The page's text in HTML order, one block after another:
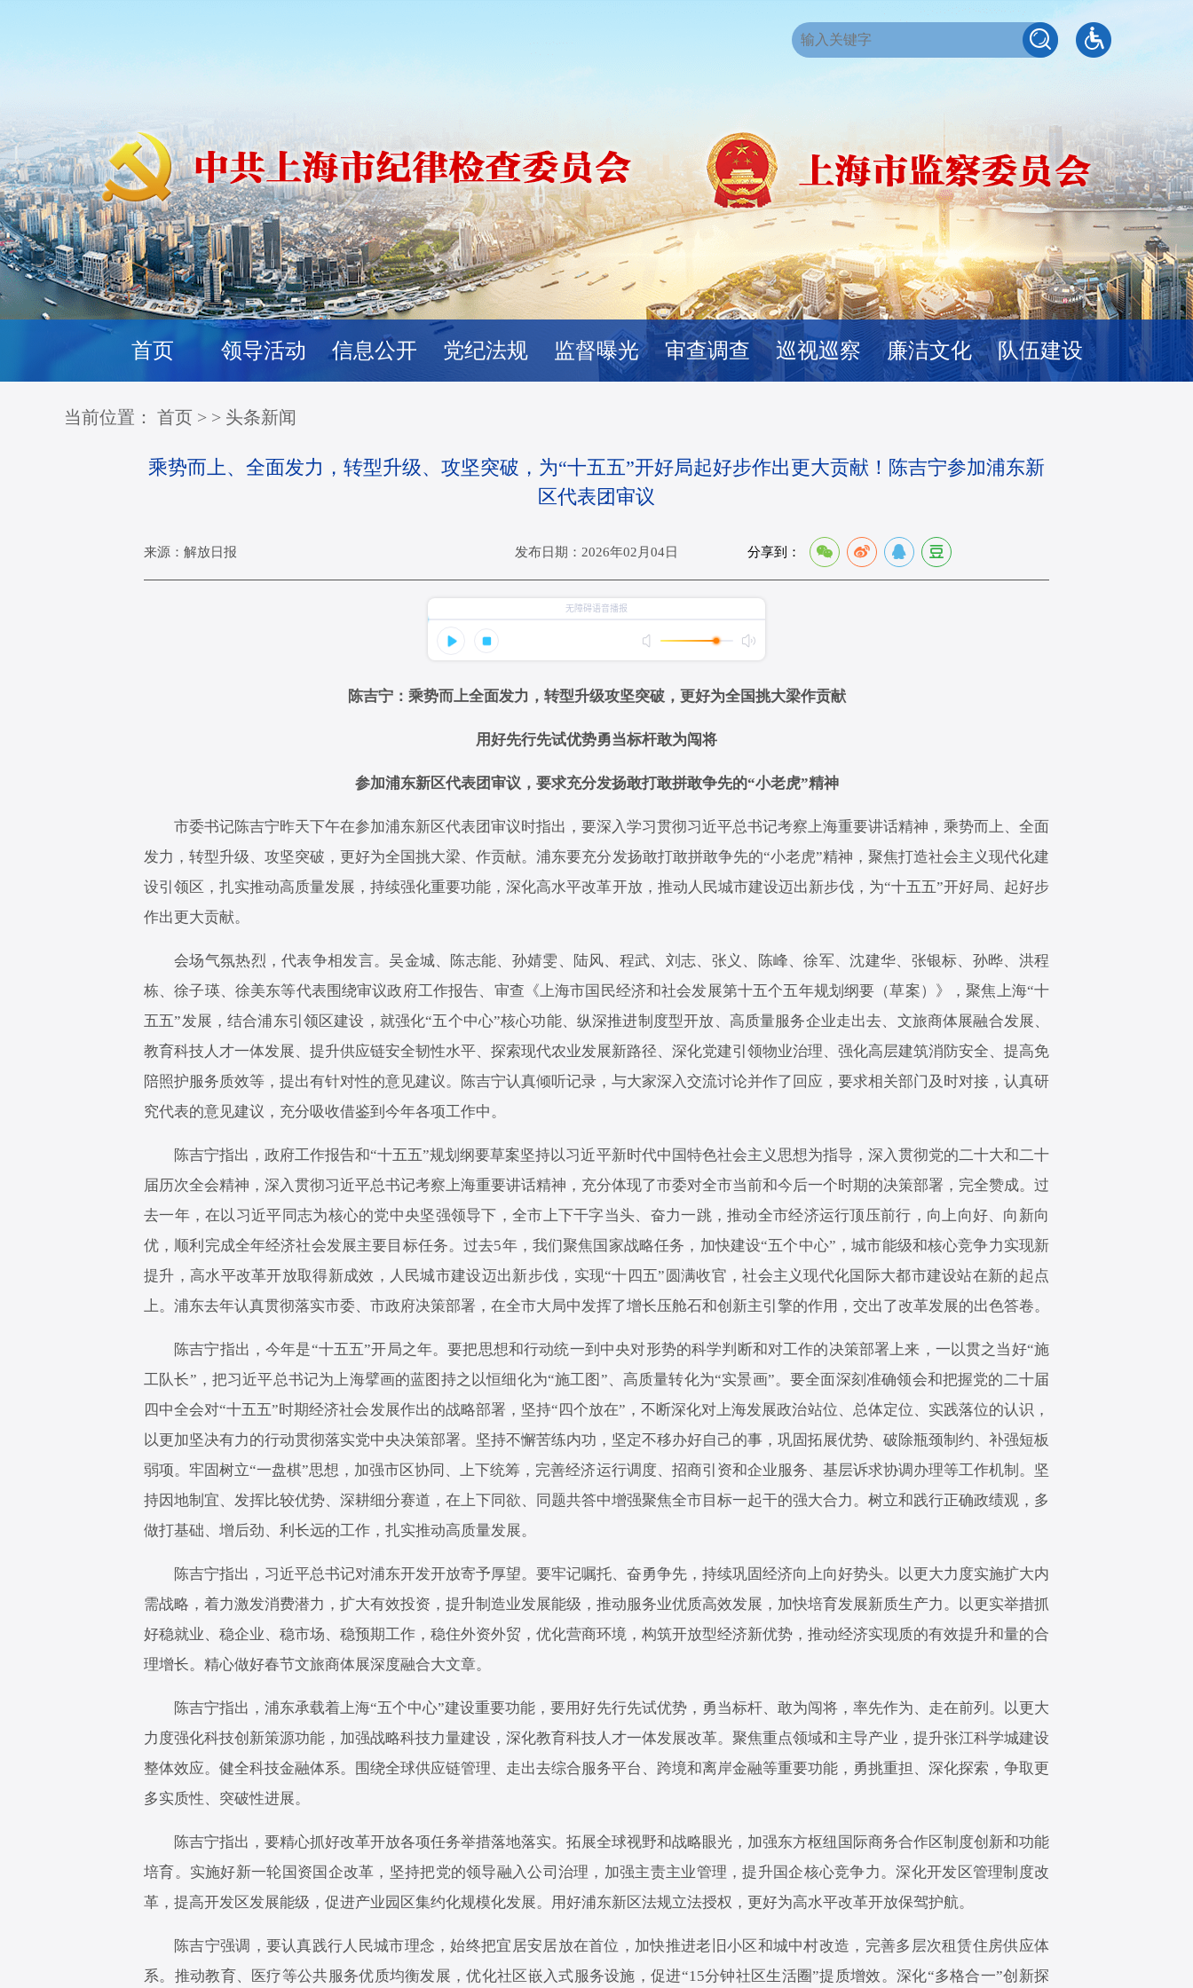
首页 领导活动 信息公开 党纪法规 监督曝光 审查调查 巡视巡察 廉洁文化 队伍建设
当前位置： 首页 > > 头条新闻
乘势而上、全面发力，转型升级、攻坚突破，为“十五五”开好局起好步作出更大贡献！陈吉宁参加浦东新
区代表团审议
来源：解放日报 发布日期：2026年02月04日 分享到：
陈吉宁：乘势而上全面发力，转型升级攻坚突破，更好为全国挑大梁作贡献
用好先行先试优势勇当标杆敢为闯将
参加浦东新区代表团审议，要求充分发扬敢打敢拼敢争先的“小老虎”精神
市委书记陈吉宁昨天下午在参加浦东新区代表团审议时指出，要深入学习贯彻习近平总书记考察上海重要讲话精神，乘势而上、全面
发力，转型升级、攻坚突破，更好为全国挑大梁、作贡献。浦东要充分发扬敢打敢拼敢争先的“小老虎”精神，聚焦打造社会主义现代化建
设引领区，扎实推动高质量发展，持续强化重要功能，深化高水平改革开放，推动人民城市建设迈出新步伐，为“十五五”开好局、起好步
作出更大贡献。
会场气氛热烈，代表争相发言。吴金城、陈志能、孙婧雯、陆风、程武、刘志、张义、陈峰、徐军、沈建华、张银标、孙晔、洪程
栋、徐子瑛、徐美东等代表围绕审议政府工作报告、审查《上海市国民经济和社会发展第十五个五年规划纲要（草案）》，聚焦上海“十
五五”发展，结合浦东引领区建设，就强化“五个中心”核心功能、纵深推进制度型开放、高质量服务企业走出去、文旅商体展融合发展、
教育科技人才一体发展、提升供应链安全韧性水平、探索现代农业发展新路径、深化党建引领物业治理、强化高层建筑消防安全、提高免
陪照护服务质效等，提出有针对性的意见建议。陈吉宁认真倾听记录，与大家深入交流讨论并作了回应，要求相关部门及时对接，认真研
究代表的意见建议，充分吸收借鉴到今年各项工作中。
陈吉宁指出，政府工作报告和“十五五”规划纲要草案坚持以习近平新时代中国特色社会主义思想为指导，深入贯彻党的二十大和二十
届历次全会精神，深入贯彻习近平总书记考察上海重要讲话精神，充分体现了市委对全市当前和今后一个时期的决策部署，完全赞成。过
去一年，在以习近平同志为核心的党中央坚强领导下，全市上下干字当头、奋力一跳，推动全市经济运行顶压前行，向上向好、向新向
优，顺利完成全年经济社会发展主要目标任务。过去5年，我们聚焦国家战略任务，加快建设“五个中心”，城市能级和核心竞争力实现新
提升，高水平改革开放取得新成效，人民城市建设迈出新步伐，实现“十四五”圆满收官，社会主义现代化国际大都市建设站在新的起点
上。浦东去年认真贯彻落实市委、市政府决策部署，在全市大局中发挥了增长压舱石和创新主引擎的作用，交出了改革发展的出色答卷。
陈吉宁指出，今年是“十五五”开局之年。要把思想和行动统一到中央对形势的科学判断和对工作的决策部署上来，一以贯之当好“施
工队长”，把习近平总书记为上海擘画的蓝图持之以恒细化为“施工图”、高质量转化为“实景画”。要全面深刻准确领会和把握党的二十届
四中全会对“十五五”时期经济社会发展作出的战略部署，坚持“四个放在”，不断深化对上海发展政治站位、总体定位、实践落位的认识，
以更加坚决有力的行动贯彻落实党中央决策部署。坚持不懈苦练内功，坚定不移办好自己的事，巩固拓展优势、破除瓶颈制约、补强短板
弱项。牢固树立“一盘棋”思想，加强市区协同、上下统筹，完善经济运行调度、招商引资和企业服务、基层诉求协调办理等工作机制。坚
持因地制宜、发挥比较优势、深耕细分赛道，在上下同欲、同题共答中增强聚焦全市目标一起干的强大合力。树立和践行正确政绩观，多
做打基础、增后劲、利长远的工作，扎实推动高质量发展。
陈吉宁指出，习近平总书记对浦东开发开放寄予厚望。要牢记嘱托、奋勇争先，持续巩固经济向上向好势头。以更大力度实施扩大内
需战略，着力激发消费潜力，扩大有效投资，提升制造业发展能级，推动服务业优质高效发展，加快培育发展新质生产力。以更实举措抓
好稳就业、稳企业、稳市场、稳预期工作，稳住外资外贸，优化营商环境，构筑开放型经济新优势，推动经济实现质的有效提升和量的合
理增长。精心做好春节文旅商体展深度融合大文章。
陈吉宁指出，浦东承载着上海“五个中心”建设重要功能，要用好先行先试优势，勇当标杆、敢为闯将，率先作为、走在前列。以更大
力度强化科技创新策源功能，加强战略科技力量建设，深化教育科技人才一体发展改革。聚焦重点领域和主导产业，提升张江科学城建设
整体效应。健全科技金融体系。围绕全球供应链管理、走出去综合服务平台、跨境和离岸金融等重要功能，勇挑重担、深化探索，争取更
多实质性、突破性进展。
陈吉宁指出，要精心抓好改革开放各项任务举措落地落实。拓展全球视野和战略眼光，加强东方枢纽国际商务合作区制度创新和功能
培育。实施好新一轮国资国企改革，坚持把党的领导融入公司治理，加强主责主业管理，提升国企核心竞争力。深化开发区管理制度改
革，提高开发区发展能级，促进产业园区集约化规模化发展。用好浦东新区法规立法授权，更好为高水平改革开放保驾护航。
陈吉宁强调，要认真践行人民城市理念，始终把宜居安居放在首位，加快推进老旧小区和城中村改造，完善多层次租赁住房供应体
系。推动教育、医疗等公共服务优质均衡发展，优化社区嵌入式服务设施，促进“15分钟社区生活圈”提质增效。深化“多格合一”创新探